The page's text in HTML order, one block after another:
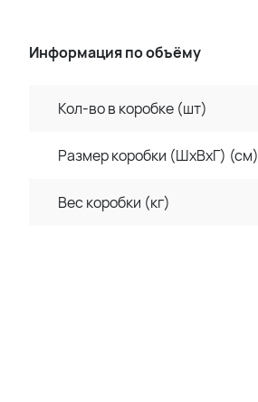
Информация по объёму
Кол-во в коробке (шт)
Размер коробки (ШхВхГ) (см)
Вес коробки (кг)